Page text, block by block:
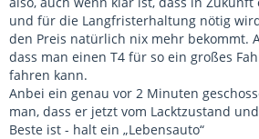
und für die Langfristerhaltung nötig
den Preis natürlich nix mehr bekommt.
dass man einen T4 für so ein großes
fahren kann.
Anbei ein genau vor 2 Minuten
man, dass er jetzt vom Lacktzustand
Beste ist - halt ein „Lebensauto“